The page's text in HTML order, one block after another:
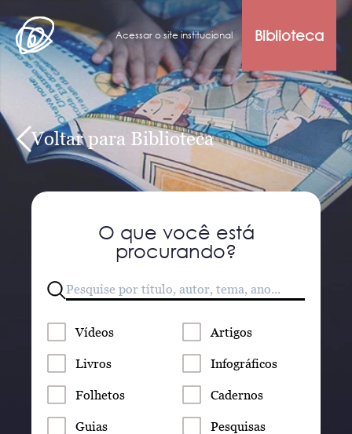
Acessar o site institucional Biblioteca
Voltar para Biblioteca
O que você está
procurando?
Vídeos Artigos
Livros Infográficos
Folhetos Cadernos
Guias Pesquisas